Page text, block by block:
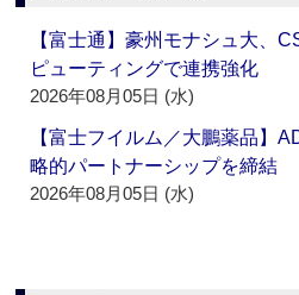
【富士通】豪州モナシュ大、
ピューティングで連携強化
2026年08月05日 (水)
【富士フイルム／大鵬薬品】
略的パートナーシップを締結
2026年08月05日 (水)